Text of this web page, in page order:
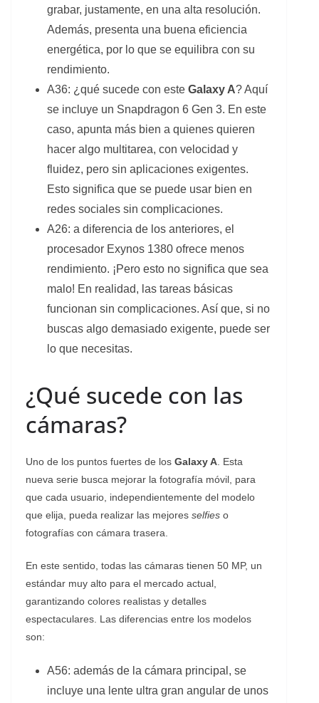
grabar, justamente, en una alta resolución.
Además, presenta una buena eficiencia
energética, por lo que se equilibra con su
rendimiento.
A36: ¿qué sucede con este Galaxy A? Aquí
se incluye un Snapdragon 6 Gen 3. En este
caso, apunta más bien a quienes quieren
hacer algo multitarea, con velocidad y
fluidez, pero sin aplicaciones exigentes.
Esto significa que se puede usar bien en
redes sociales sin complicaciones.
A26: a diferencia de los anteriores, el
procesador Exynos 1380 ofrece menos
rendimiento. ¡Pero esto no significa que sea
malo! En realidad, las tareas básicas
funcionan sin complicaciones. Así que, si no
buscas algo demasiado exigente, puede ser
lo que necesitas.
¿Qué sucede con las
cámaras?
Uno de los puntos fuertes de los Galaxy A . Esta
nueva serie busca mejorar la fotografía móvil, para
que cada usuario, independientemente del modelo
que elija, pueda realizar las mejores selfies o
fotografías con cámara trasera.
En este sentido, todas las cámaras tienen 50 MP, un
estándar muy alto para el mercado actual,
garantizando colores realistas y detalles
espectaculares. Las diferencias entre los modelos
son:
A56: además de la cámara principal, se
incluye una lente ultra gran angular de unos